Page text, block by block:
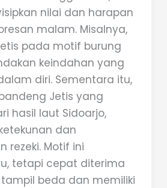
nilai dan harapan
malam. Misalnya,
pada motif burung
keindahan yang
diri. Sementara itu,
Jetis yang
hasil laut Sidoarjo,
dan
rezeki. Motif ini
tetapi cepat diterima
beda dan memiliki